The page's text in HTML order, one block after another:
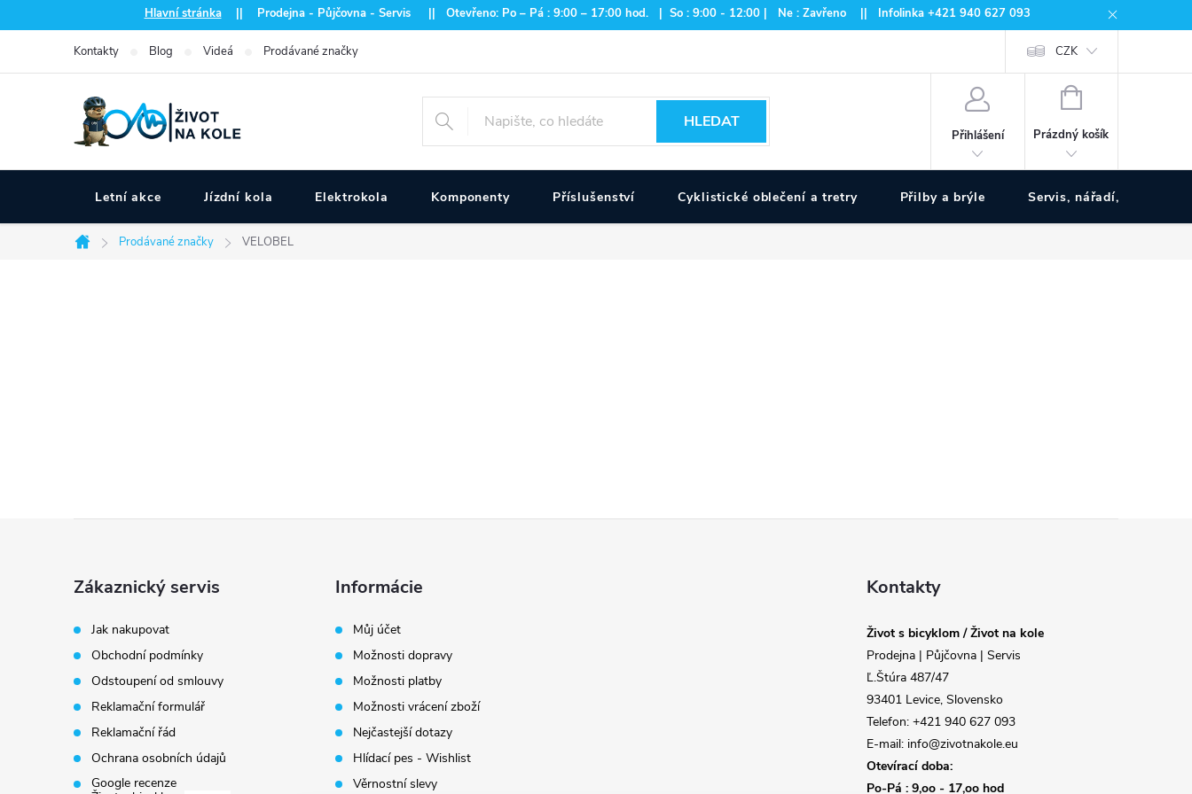
na
Hlavní stránka|| Prodejna - Půjčovna - Servis || Otevřeno: Po – Pá : 9:00 – 17:00 hod. | So : 9:00 - 12:00 | Ne : Zavřeno || Infolinka +421 940 627 093
Kontakty Blog Videá Prodávané značky CZK
HLEDAT
Přihlášení
NÁKUPNÍ
Prázdný košík
Letní akce Jízdní kola Elektrokola Komponenty Příslušenství Cyklistické oblečení a tretry Přilby a brýle Servis, nářadí, pumpy
Domů
Prodávané značky VELOBEL
Zákaznický servis
Jak nakupovat
Obchodní podmínky
Odstoupení od smlouvy
Reklamační formulář
Reklamační řád
Ochrana osobních údajů
Google recenze
Informácie
Můj účet
Možnosti dopravy
Možnosti platby
Možnosti vrácení zboží
Nejčastejší dotazy
Hlídací pes - Wishlist
Věrnostní slevy
Kontakty
Život s bicyklom / Život na kole
Prodejna | Půjčovna | Servis
Ľ.Štúra 487/47
93401 Levice, Slovensko
Telefon: +421 940 627 093
E-mail: info@zivotnakole.eu
Otevírací doba:
Po-Pá : 9,oo - 17,oo hod